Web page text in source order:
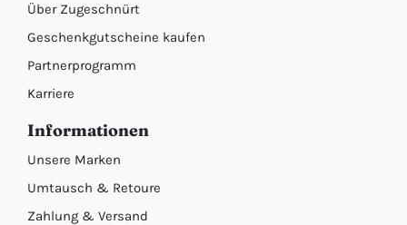
Über Zugeschnürt
Geschenkgutscheine kaufen
Partnerprogramm
Karriere
Informationen
Unsere Marken
Umtausch & Retoure
Zahlung & Versand